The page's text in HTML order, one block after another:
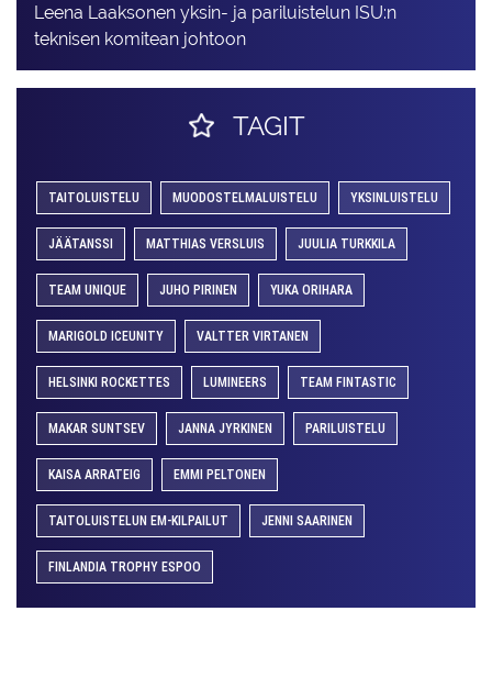
Leena Laaksonen yksin- ja pariluistelun ISU:n
teknisen komitean johtoon
TAGIT
TAITOLUISTELU MUODOSTELMALUISTELU YKSINLUISTELU
JÄÄTANSSI MATTHIAS VERSLUIS JUULIA TURKKILA
TEAM UNIQUE JUHO PIRINEN YUKA ORIHARA
MARIGOLD ICEUNITY VALTTER VIRTANEN
HELSINKI ROCKETTES LUMINEERS TEAM FINTASTIC
MAKAR SUNTSEV JANNA JYRKINEN PARILUISTELU
KAISA ARRATEIG EMMI PELTONEN
TAITOLUISTELUN EM-KILPAILUT JENNI SAARINEN
FINLANDIA TROPHY ESPOO